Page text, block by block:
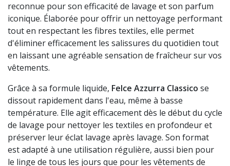
reconnue pour son efficacité de lavage et son parfum
iconique. Élaborée pour offrir un nettoyage performant
tout en respectant les fibres textiles, elle permet
d'éliminer efficacement les salissures du quotidien tout
en laissant une agréable sensation de fraîcheur sur vos
vêtements.
Grâce à sa formule liquide, Felce Azzurra Classico se
dissout rapidement dans l'eau, même à basse
température. Elle agit efficacement dès le début du cycle
de lavage pour nettoyer les textiles en profondeur et
préserver leur éclat lavage après lavage. Son format
est adapté à une utilisation régulière, aussi bien pour
le linge de tous les jours que pour les vêtements de